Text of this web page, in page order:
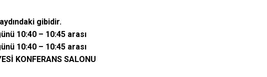
gibidir.
10:40 – 10:45 arası
10:40 – 10:45 arası
KONFERANS SALONU